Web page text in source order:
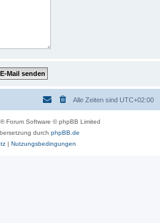
Alle Zeiten sind UTC+02:00
® Forum Software © phpBB Limited
durch phpBB.de
| Nutzungsbedingungen